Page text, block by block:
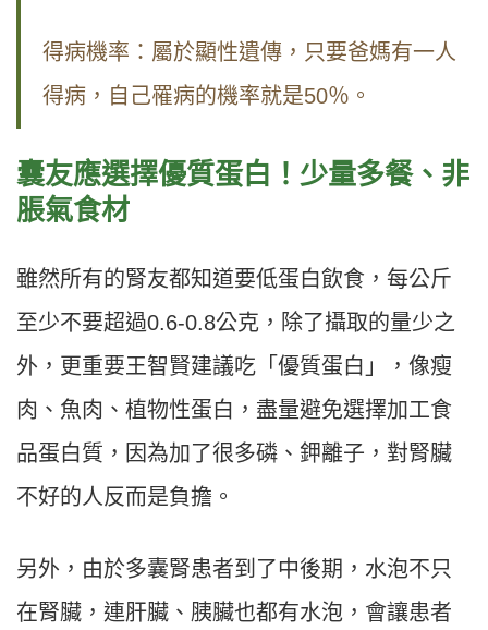
得病機率：屬於顯性遺傳，只要爸媽有一人
得病，自己罹病的機率就是50％。
囊友應選擇優質蛋白！少量多餐、非
脹氣食材
雖然所有的腎友都知道要低蛋白飲食，每公斤
至少不要超過0.6-0.8公克，除了攝取的量少之
外，更重要王智賢建議吃「優質蛋白」，像瘦
肉、魚肉、植物性蛋白，盡量避免選擇加工食
品蛋白質，因為加了很多磷、鉀離子，對腎臟
不好的人反而是負擔。
另外，由於多囊腎患者到了中後期，水泡不只
在腎臟，連肝臟、胰臟也都有水泡，會讓患者